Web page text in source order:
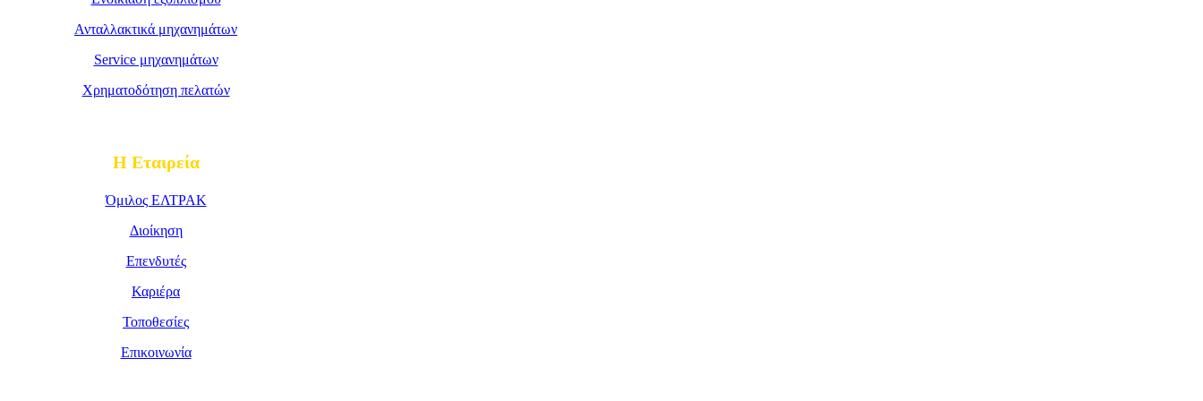
Ανταλλακτικά μηχανημάτων
Service μηχανημάτων
Χρηματοδότηση πελατών
Η Εταιρεία
Όμιλος ΕΛΤΡΑΚ
Διοίκηση
Επενδυτές
Καριέρα
Τοποθεσίες
Επικοινωνία